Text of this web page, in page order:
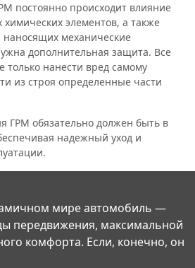
постоянно происходит влияние
элементов, а также
механические
дополнительная защита. Все
только нанести вред самому
из строя определенные части
ГРМ обязательно должен быть в
надежный уход и
мире автомобиль —
передвижения, максимальной
комфорта. Если, конечно, он